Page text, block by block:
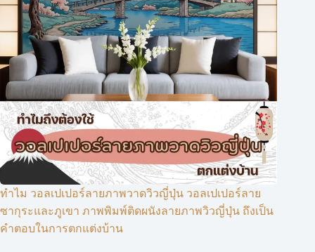
ทำไม วอลเปเปอร์ลายภาพวาดวิวญี่ปุ่น วอลเปเปอร์ลาย
ซากุระและภูเขา ภาพพิมพ์ติดผนังลายภาพวิวญี่ปุ่น ถึงเป็น
คำตอบในการตกแต่งบ้าน